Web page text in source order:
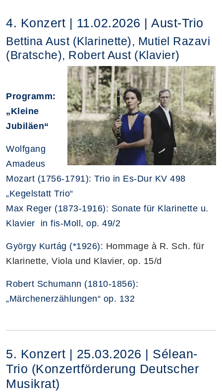
4. Konzert | 11.02.2026 | Aust-Trio
Bettina Aust (Klarinette), Mutiel Razavi
(Bratsche), Robert Aust (Klavier)
Programm:
„Kleine
Jubiläen“
Wolfgang
Amadeus
Mozart (1756-1791): Trio in Es-Dur KV 498
„Kegelstatt Trio“
Max Reger (1873-1916): Sonate für Klarinette u.
Klavier in fis-Moll, op. 49/2
György Kurtág (*1926): Hommage à R. Sch. für
Klarinette, Viola und Klavier, op. 15/d
Robert Schumann (1810-1856):
„Märchenerzählungen“ op. 132
5. Konzert | 25.03.2026 | Sélean-
Trio (Konzertförderung Deutscher
Musikrat)